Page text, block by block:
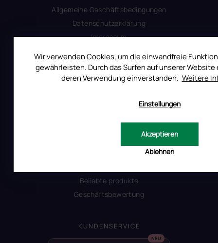
Wir verwenden Cookies, um die einwandfreie
gewährleisten. Durch das Surfen auf unserer Website
deren Verwendung einverstanden. Weitere
Einstellungen
Ablehnen
Akzeptieren
Allgemeine Geschäftsbedingungen
Datenschutzerklärung
Impressum
INFORMATIONEN FÜR SIE
RUSCONA und Nachhaltigkeit
Beliebte produkte
Geschäftsbewertung
KUNDENSERVICE